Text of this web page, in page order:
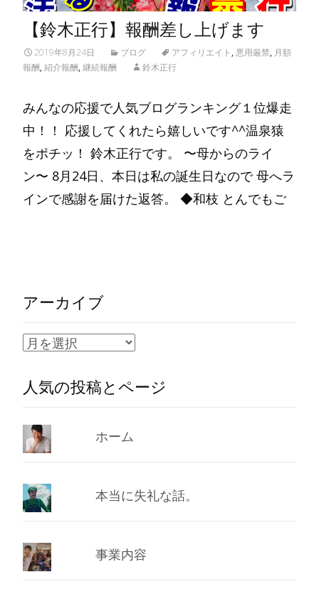
【鈴木正行】報酬差し上げます
2019年8月24日 ブログ アフィリエイト ,悪用厳禁, 月額
報酬,紹介報酬,継続報酬 鈴木正行
みんなの応援で人気ブログランキング１位爆走
中！！ 応援してくれたら嬉しいです^^温泉猿
をポチッ！ 鈴木正行です。 〜母からのライ
ン〜 8月24日、本日は私の誕生日なので 母へラ
インで感謝を届けた返答。 ◆和枝 とんでもご
アーカイブ
ア
カ
イ
ブ
人気の投稿とページ
ホーム
本当に失礼な話。
事業内容